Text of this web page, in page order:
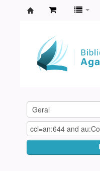
Agamenon
Magalhães